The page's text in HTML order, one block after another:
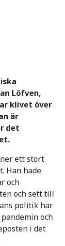
Löfven,
klivet över
är
det
ett stort
Han hade
och
och sett till
politik har
och
i det